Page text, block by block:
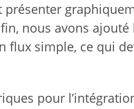
nous avons
flux simple, ce qui
pour